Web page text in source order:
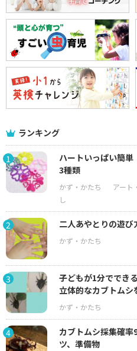
ランキング
1
ハートいっぱい簡
3種類
2 二人あやとりの遊
3
子どもが1分ででき
立体的なカブトムシ
4
カブトムシ採集確
ツ、準備物